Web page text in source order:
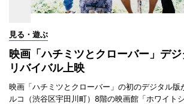
見る・遊ぶ
映画「ハチミツとクローバー」デ
リバイバル上映
映画「ハチミツとクローバー」の初のデジタル版
ルコ（渋谷区宇田川町）8階の映画館「ホワイト